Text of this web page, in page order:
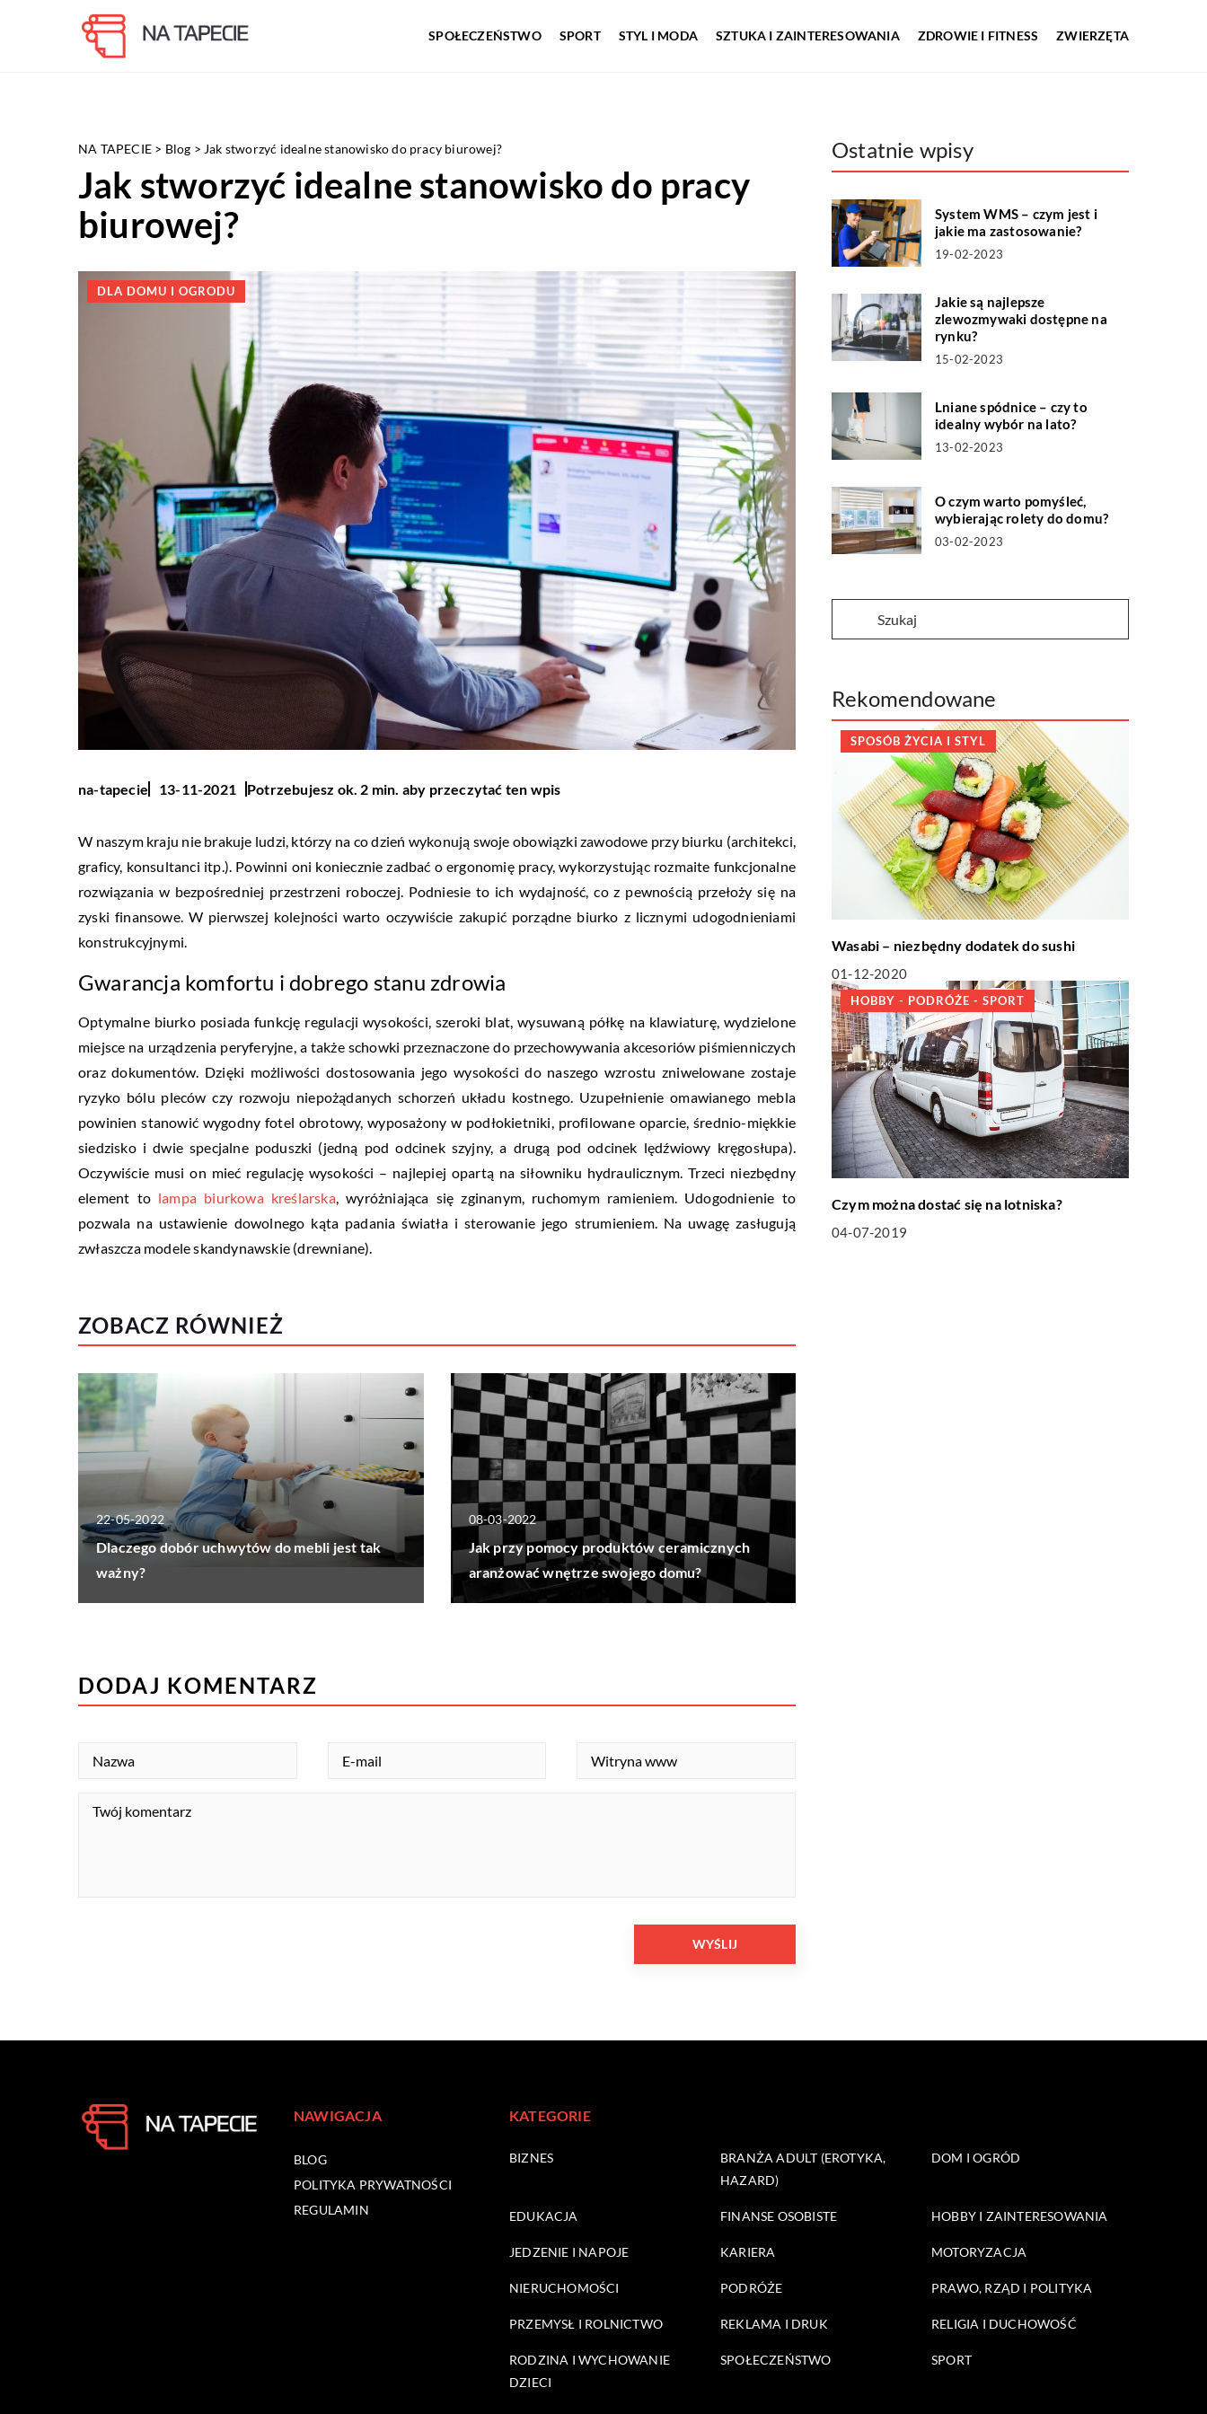
SPOŁECZEŃSTWO SPORT STYL I MODA SZTUKA I ZAINTERESOWANIA ZDROWIE I FITNESS ZWIERZĘTA
NA TAPECIE > Blog > Jak stworzyć idealne stanowisko do pracy biurowej?
Jak stworzyć idealne stanowisko do pracy
biurowej?
DLA DOMU I OGRODU
na-tapecie 13-11-2021 Potrzebujesz ok. 2 min. aby przeczytać ten wpis
W naszym kraju nie brakuje ludzi, którzy na co dzień wykonują swoje obowiązki zawodowe przy biurku (architekci,
graficy, konsultanci itp.). Powinni oni koniecznie zadbać o ergonomię pracy, wykorzystując rozmaite funkcjonalne
rozwiązania w bezpośredniej przestrzeni roboczej. Podniesie to ich wydajność, co z pewnością przełoży się na
zyski finansowe. W pierwszej kolejności warto oczywiście zakupić porządne biurko z licznymi udogodnieniami
konstrukcyjnymi.
Gwarancja komfortu i dobrego stanu zdrowia
Optymalne biurko posiada funkcję regulacji wysokości, szeroki blat, wysuwaną półkę na klawiaturę, wydzielone
miejsce na urządzenia peryferyjne, a także schowki przeznaczone do przechowywania akcesoriów piśmienniczych
oraz dokumentów. Dzięki możliwości dostosowania jego wysokości do naszego wzrostu zniwelowane zostaje
ryzyko bólu pleców czy rozwoju niepożądanych schorzeń układu kostnego. Uzupełnienie omawianego mebla
powinien stanowić wygodny fotel obrotowy, wyposażony w podłokietniki, profilowane oparcie, średnio-miękkie
siedzisko i dwie specjalne poduszki (jedną pod odcinek szyjny, a drugą pod odcinek lędźwiowy kręgosłupa).
Oczywiście musi on mieć regulację wysokości – najlepiej opartą na siłowniku hydraulicznym. Trzeci niezbędny
element to lampa biurkowa kreślarska, wyróżniająca się zginanym, ruchomym ramieniem. Udogodnienie to
pozwala na ustawienie dowolnego kąta padania światła i sterowanie jego strumieniem. Na uwagę zasługują
zwłaszcza modele skandynawskie (drewniane).
ZOBACZ RÓWNIEŻ
22-05-2022
Dlaczego dobór uchwytów do mebli jest tak
ważny?
08-03-2022
Jak przy pomocy produktów ceramicznych
aranżować wnętrze swojego domu?
Ostatnie wpisy
System WMS – czym jest i
jakie ma zastosowanie?
19-02-2023
Jakie są najlepsze
zlewozmywaki dostępne na
rynku?
15-02-2023
Lniane spódnice – czy to
idealny wybór na lato?
13-02-2023
O czym warto pomyśleć,
wybierając rolety do domu?
03-02-2023
Rekomendowane
SPOSÓB ŻYCIA I STYL
Wasabi – niezbędny dodatek do sushi
01-12-2020
HOBBY - PODRÓŻE - SPORT
Czym można dostać się na lotniska?
04-07-2019
DODAJ KOMENTARZ
NAWIGACJA
BLOG
POLITYKA PRYWATNOŚCI
REGULAMIN
KATEGORIE
BIZNES
BRANŻA ADULT (EROTYKA,
HAZARD)
DOM I OGRÓD
EDUKACJA FINANSE OSOBISTE HOBBY I ZAINTERESOWANIA
JEDZENIE I NAPOJE KARIERA MOTORYZACJA
NIERUCHOMOŚCI PODRÓŻE PRAWO, RZĄD I POLITYKA
PRZEMYSŁ I ROLNICTWO REKLAMA I DRUK RELIGIA I DUCHOWOŚĆ
RODZINA I WYCHOWANIE
DZIECI
SPOŁECZEŃSTWO SPORT